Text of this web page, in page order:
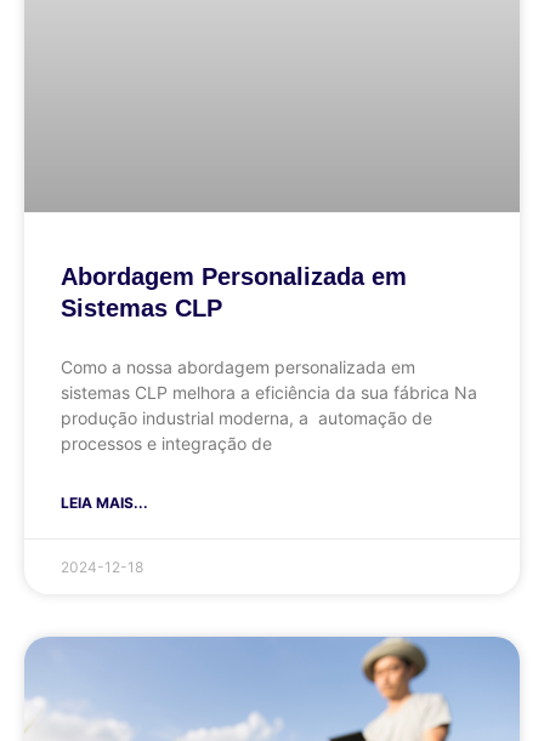
Abordagem Personalizada em
Sistemas CLP
Como a nossa abordagem personalizada em
sistemas CLP melhora a eficiência da sua fábrica Na
produção industrial moderna, a automação de
processos e integração de
LEIA MAIS...
2024-12-18